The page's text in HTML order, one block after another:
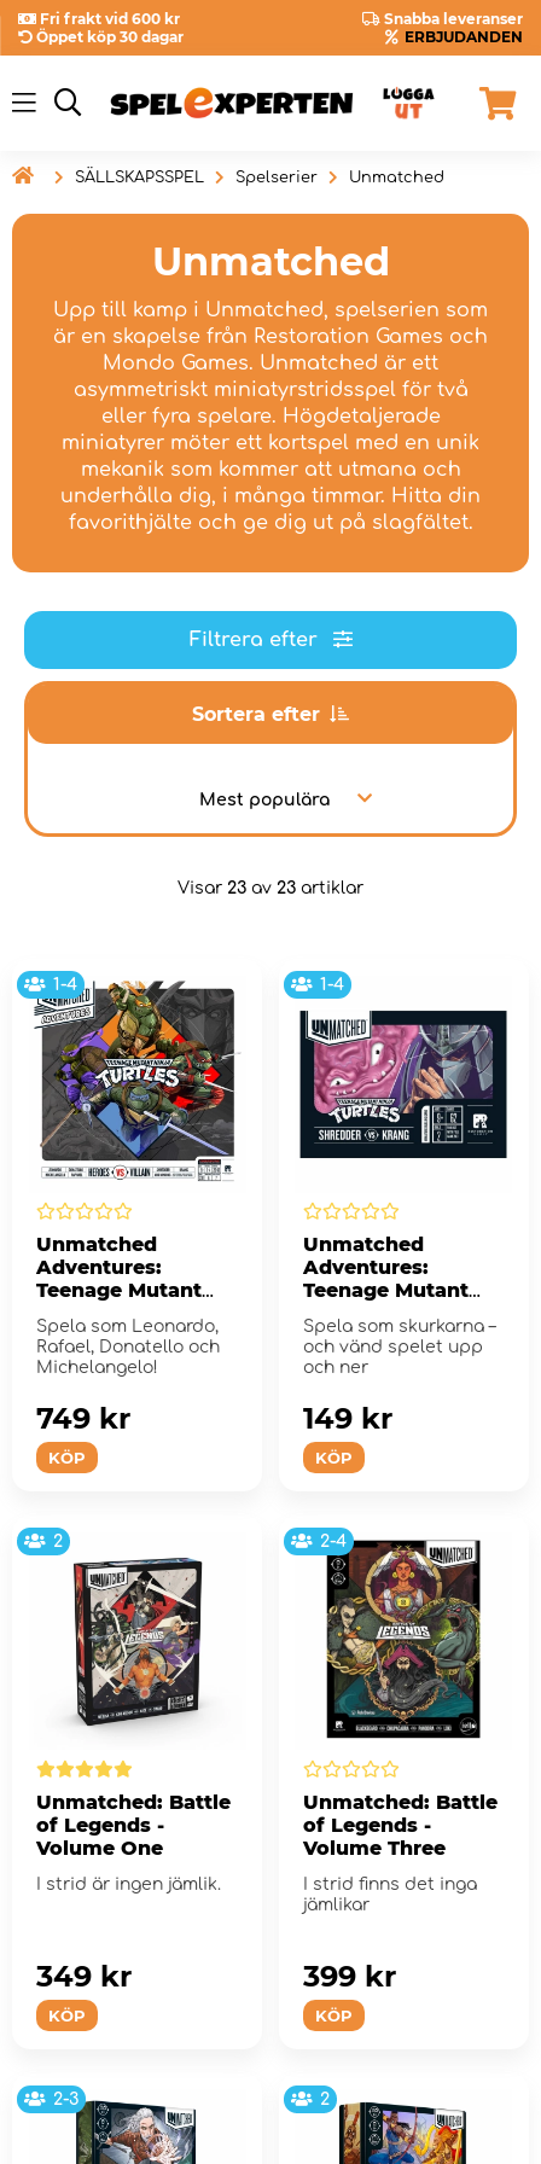
Fri frakt vid 600 kr
Snabba leveranser
Öppet köp 30 dagar
ERBJUDANDEN
 SÄLLSKAPSSPEL Spelserier Unmatched
Unmatched
Upp till kamp i Unmatched, spelserien som
är en skapelse från Restoration Games och
Mondo Games. Unmatched är ett
asymmetriskt miniatyrstridsspel för två
eller fyra spelare. Högdetaljerade
miniatyrer möter ett kortspel med en unik
mekanik som kommer att utmana och
underhålla dig, i många timmar. Hitta din
favorithjälte och ge dig ut på slagfältet.
Filtrera efter
Sortera efter
Mest populära
Visar 23 av 23 artiklar
1-4
Unmatched
Adventures:
Teenage Mutant
Ninja Turtles
Spela som Leonardo,
Rafael, Donatello och
Michelangelo!
KÖP
749 kr
1-4
Unmatched
Adventures:
Teenage Mutant
Ninja Turtles -
Shredder vs Krang
(Exp.)
Spela som skurkarna –
och vänd spelet upp
och ner
KÖP
149 kr
2
Unmatched: Battle
of Legends -
Volume One
I strid är ingen jämlik.
KÖP
349 kr
2-4
Unmatched: Battle
of Legends -
Volume Three
I strid finns det inga
jämlikar
KÖP
399 kr
2-3 2